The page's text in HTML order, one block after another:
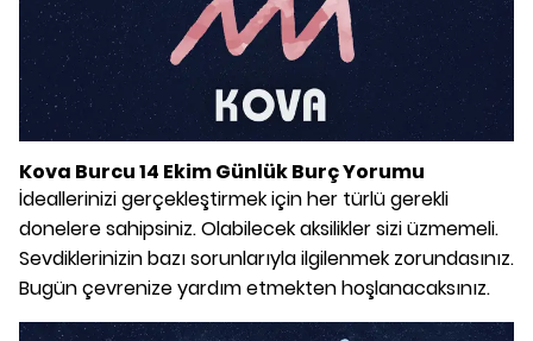
Kova Burcu 14 Ekim Günlük Burç Yorumu
İdeallerinizi gerçekleştirmek için her türlü gerekli
donelere sahipsiniz. Olabilecek aksilikler sizi üzmemeli.
Sevdiklerinizin bazı sorunlarıyla ilgilenmek zorundasınız.
Bugün çevrenize yardım etmekten hoşlanacaksınız.